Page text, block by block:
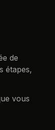
de
étapes,
vous